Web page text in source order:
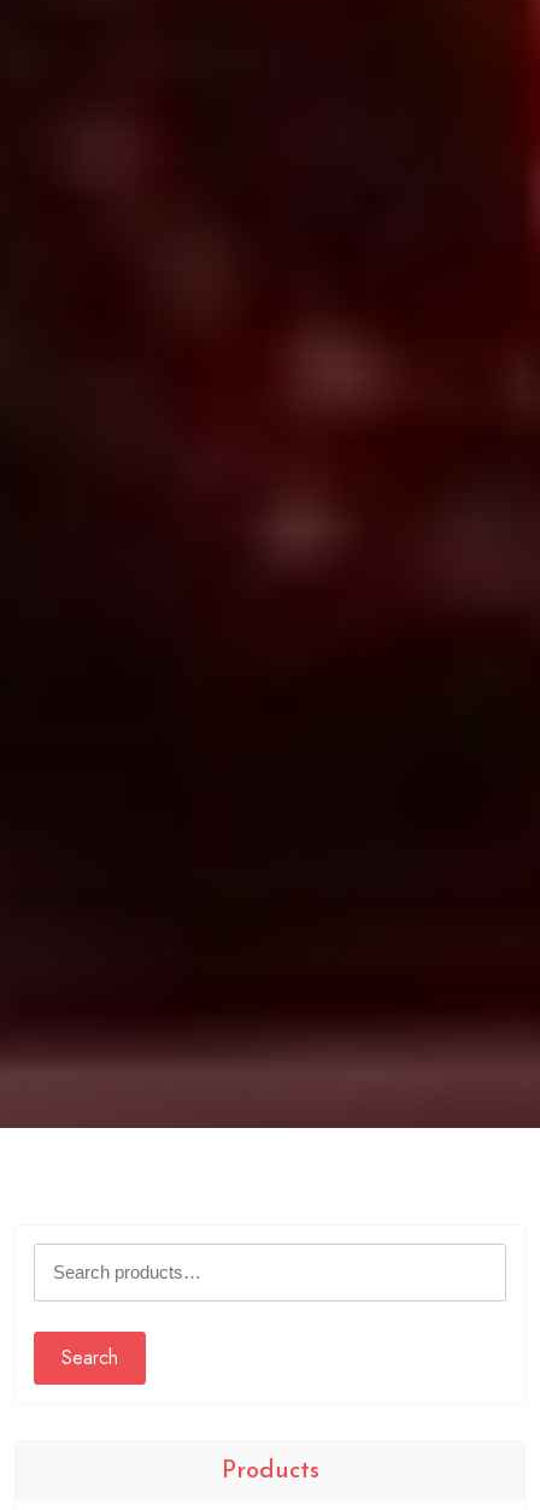
Search
Products